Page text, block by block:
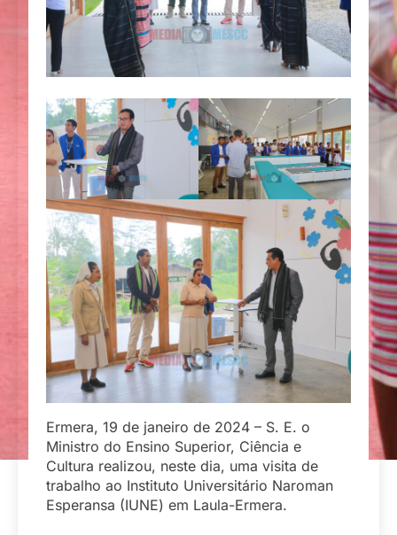
Ermera, 19 de janeiro de 2024 – S. E. o
Ministro do Ensino Superior, Ciência e
Cultura realizou, neste dia, uma visita de
trabalho ao Instituto Universitário Naroman
Esperansa (IUNE) em Laula-Ermera.